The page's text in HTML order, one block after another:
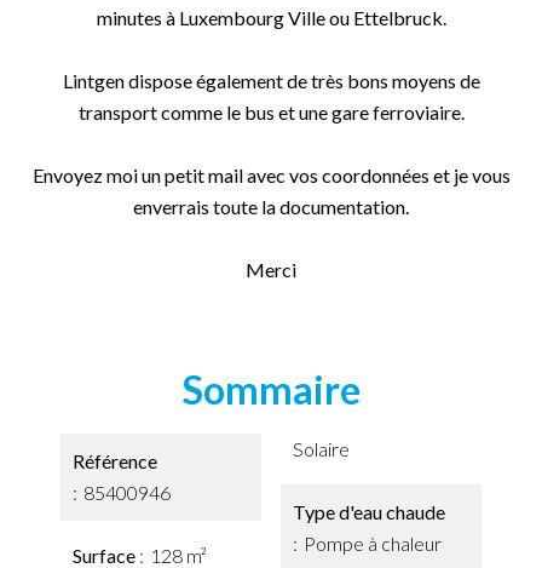
minutes à Luxembourg Ville ou Ettelbruck.
Lintgen dispose également de très bons moyens de
transport comme le bus et une gare ferroviaire.
Envoyez moi un petit mail avec vos coordonnées et je vous
enverrais toute la documentation.
Merci
Sommaire
Référence
85400946
Surface 128 m²
Solaire
Type d'eau chaude
Pompe à chaleur